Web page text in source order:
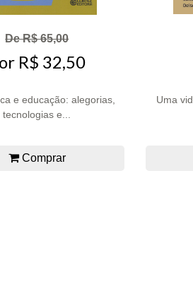
De R$ 65,00
R$ 32,50
e educação: alegorias,
tecnologias e...
Comprar
Uma